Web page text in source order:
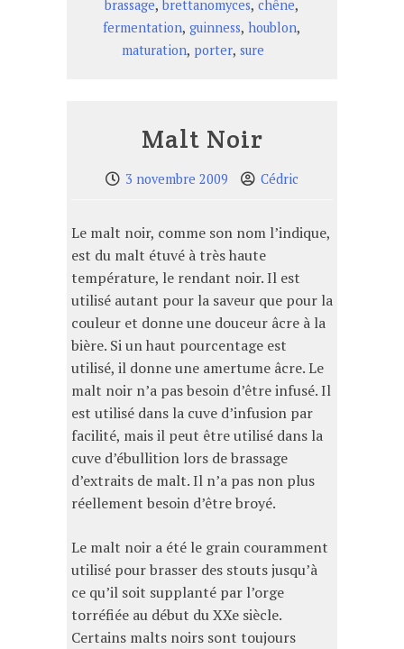
brassage,brettanomyces, chêne,
fermentation, guinness, houblon,
maturation, porter, sure
Malt Noir
3 novembre 2009 Cédric
Le malt noir, comme son nom l’indique,
est du malt étuvé à très haute
température, le rendant noir. Il est
utilisé autant pour la saveur que pour la
couleur et donne une douceur âcre à la
bière. Si un haut pourcentage est
utilisé, il donne une amertume âcre. Le
malt noir n’a pas besoin d’être infusé. Il
est utilisé dans la cuve d’infusion par
facilité, mais il peut être utilisé dans la
cuve d’ébullition lors de brassage
d’extraits de malt. Il n’a pas non plus
réellement besoin d’être broyé.
Le malt noir a été le grain couramment
utilisé pour brasser des stouts jusqu’à
ce qu’il soit supplanté par l’orge
torréfiée au début du XXe siècle.
Certains malts noirs sont toujours